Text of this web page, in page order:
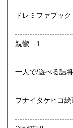
ドレミファブッ
親鸞 1
一人で/遊べる詰
フナイタケヒコ絵